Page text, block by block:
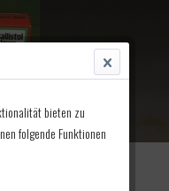
bieten zu
folgende Funktionen